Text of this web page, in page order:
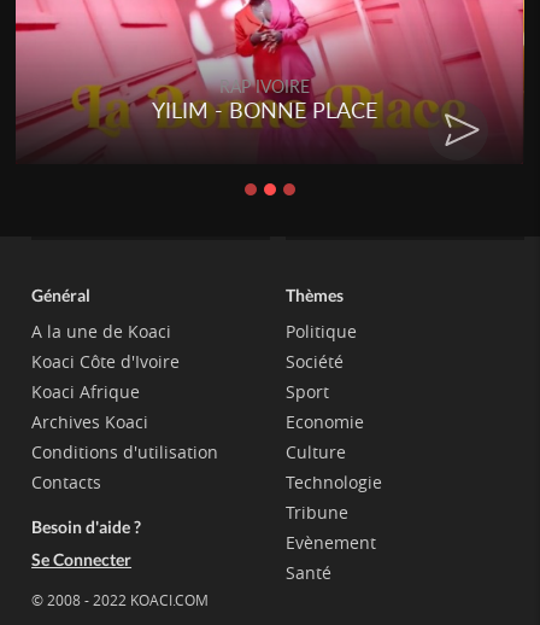
RAP IVOIRE
YILIM - BONNE PLACE
Général
A la une de Koaci
Koaci Côte d'Ivoire
Koaci Afrique
Archives Koaci
Conditions d'utilisation
Contacts
Besoin d'aide ?
Se Connecter
© 2008 - 2022 KOACI.COM
Thèmes
Politique
Société
Sport
Economie
Culture
Technologie
Tribune
Evènement
Santé